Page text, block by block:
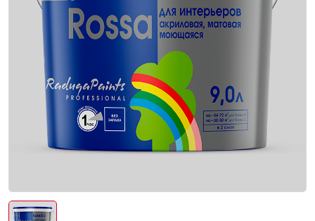
Интерьер и отделка
Лакокрасочные материалы
Герметики
Клеи, жидкие гвозди
Обои
Инженерные системы